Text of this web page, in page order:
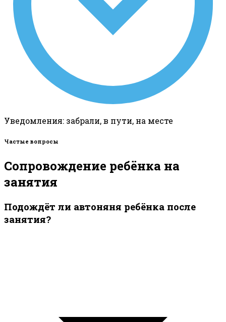
Уведомления: забрали, в пути, на месте
Частые вопросы
Сопровождение ребёнка на
занятия
Подождёт ли автоняня ребёнка после
занятия?